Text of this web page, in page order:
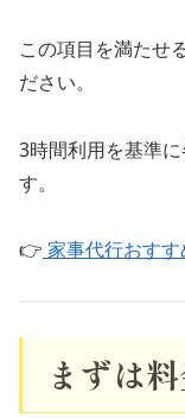
この項目を満たせ
ださい。
3時間利用を基準
す。
👉 家事代行おす
まずは